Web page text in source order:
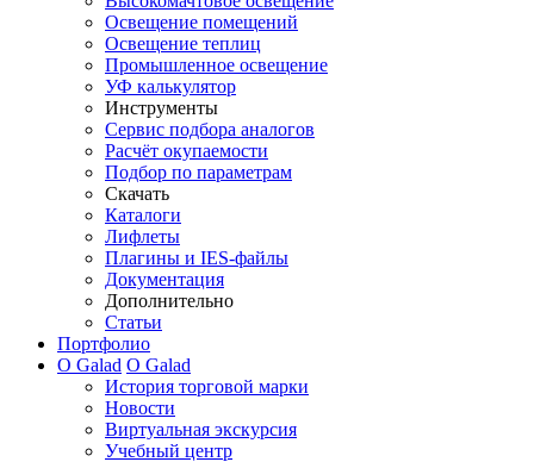
Освещение помещений
Освещение теплиц
Промышленное освещение
УФ калькулятор
Инструменты
Сервис подбора аналогов
Расчёт окупаемости
Подбор по параметрам
Скачать
Каталоги
Лифлеты
Плагины и IES-файлы
Документация
Дополнительно
Статьи
Портфолио
О Galad О Galad
История торговой марки
Новости
Виртуальная экскурсия
Учебный центр